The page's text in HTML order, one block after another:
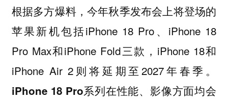
根据多方爆料，今年秋季发布会上将登场的
苹果新机包括iPhone 18 Pro、iPhone 18
Pro Max和iPhone Fold三款，iPhone 18和
iPhone Air 2则将延期至2027年春季。
iPhone 18 Pro系列在性能、影像方面均会